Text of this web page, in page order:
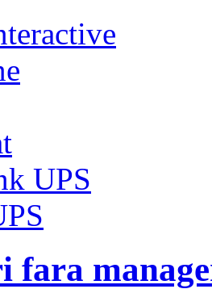
UPS
fara